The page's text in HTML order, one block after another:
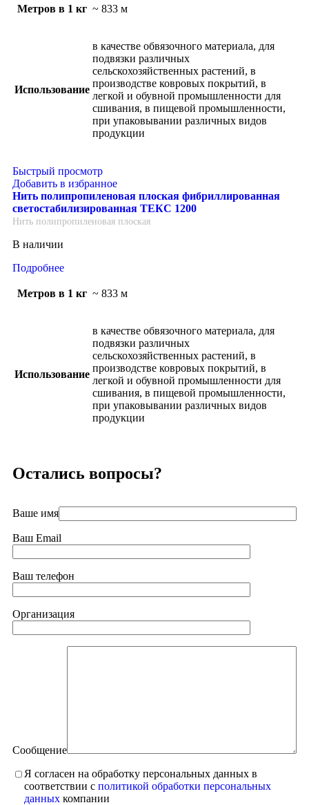
Метров в 1 кг ~ 833 м
Использование
в качестве обвязочного материала, для
подвязки различных
сельскохозяйственных растений, в
производстве ковровых покрытий, в
легкой и обувной промышленности для
сшивания, в пищевой промышленности,
при упаковывании различных видов
продукции
Быстрый просмотр
Добавить в избранное
Нить полипропиленовая плоская фибриллированная
светостабилизированная ТЕКС 1200
Нить полипропиленовая плоская
В наличии
Подробнее
Метров в 1 кг ~ 833 м
Использование
в качестве обвязочного материала, для
подвязки различных
сельскохозяйственных растений, в
производстве ковровых покрытий, в
легкой и обувной промышленности для
сшивания, в пищевой промышленности,
при упаковывании различных видов
продукции
Остались вопросы?
Ваше имя
Ваш Email
Ваш телефон
Организация
Сообщение
Я согласен на обработку персональных данных в
соответствии с политикой обработки персональных
данныхкомпании